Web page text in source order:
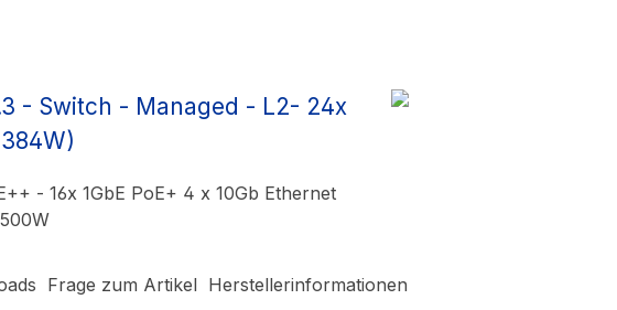
- Switch - Managed - L2- 24x
- 16x 1GbE PoE+ 4 x 10Gb Ethernet
Frage zum Artikel Herstellerinformationen